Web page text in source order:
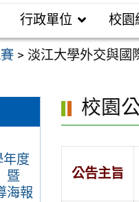
行政單位 校園
> 淡江大學外交與國
年度
暨
海報
校園
公告主旨